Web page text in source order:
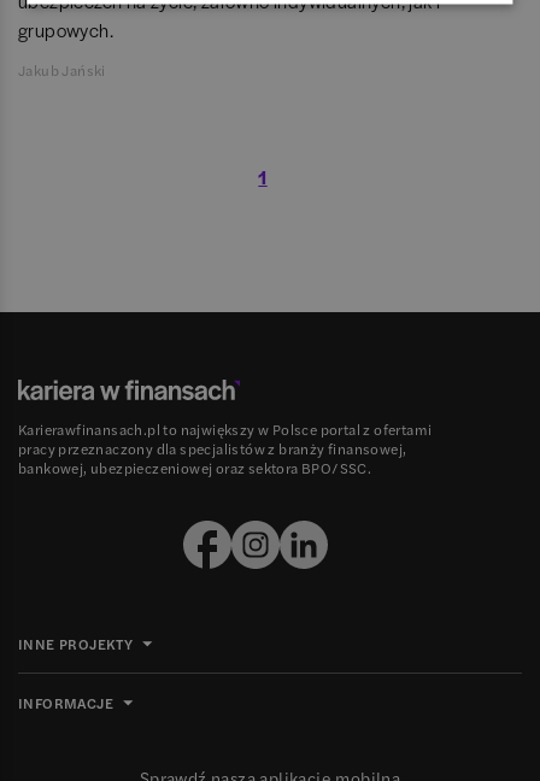
grupowych.
Jakub Jański
1
Karierawfinansach.pl to największy w Polsce portal z ofertami
pracy przeznaczony dla specjalistów z branży finansowej,
bankowej, ubezpieczeniowej oraz sektora BPO/SSC.
INNE PROJEKTY
INFORMACJE